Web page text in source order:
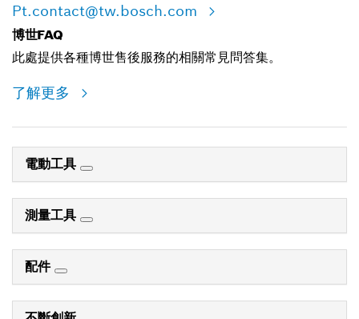
Pt.contact@tw.bosch.com
博世FAQ
此處提供各種博世售後服務的相關常見問答集。
了解更多
電動工具
測量工具
配件